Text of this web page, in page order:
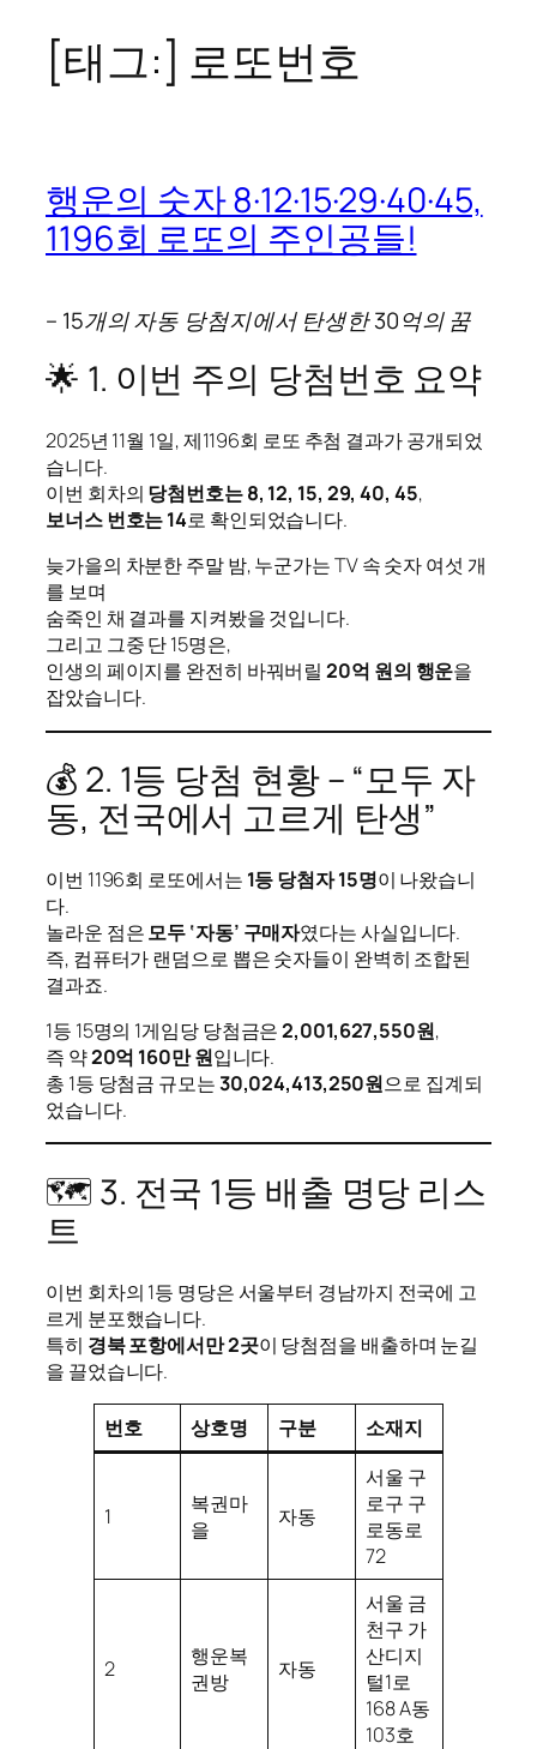
[태그:] 로또번호
행운의 숫자 8·12·15·29·40·45,
1196회 로또의 주인공들!
– 15개의 자동 당첨지에서 탄생한 30억의 꿈
🌟 1. 이번 주의 당첨번호 요약
2025년 11월 1일, 제1196회 로또 추첨 결과가 공개되었
습니다.
이번 회차의 당첨번호는 8, 12, 15, 29, 40, 45,
보너스 번호는 14로 확인되었습니다.
늦가을의 차분한 주말 밤, 누군가는 TV 속 숫자 여섯 개
를 보며
숨죽인 채 결과를 지켜봤을 것입니다.
그리고 그중 단 15명은,
인생의 페이지를 완전히 바꿔버릴20억 원의 행운을
잡았습니다.
💰 2. 1등 당첨 현황 – “모두 자
동, 전국에서 고르게 탄생”
이번 1196회 로또에서는 1등 당첨자 15명이 나왔습니
다.
놀라운 점은모두 ‘자동’ 구매자였다는 사실입니다.
즉, 컴퓨터가 랜덤으로 뽑은 숫자들이 완벽히 조합된
결과죠.
1등 15명의 1게임당 당첨금은2,001,627,550원,
즉 약20억 160만 원입니다.
총 1등 당첨금 규모는30,024,413,250원으로 집계되
었습니다.
🗺️ 3. 전국 1등 배출 명당 리스
트
이번 회차의 1등 명당은 서울부터 경남까지 전국에 고
르게 분포했습니다.
특히 경북 포항에서만 2곳이 당첨점을 배출하며 눈길
을 끌었습니다.
번호 상호명 구분 소재지
1
복권마
을
자동
서울 구
로구 구
로동로
72
2
행운복
권방
자동
서울 금
천구 가
산디지
털1로
168 A동
103호